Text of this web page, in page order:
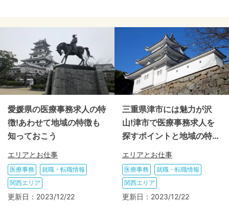
愛媛県の医療事務求人の特
徴!あわせて地域の特徴も
知っておこう
エリアとお仕事
医療事務
就職・転職情報
関西エリア
更新日： 2023/12/22
三重県津市には魅力が沢
山!津市で医療事務求人を
探すポイントと地域の特
エリアとお仕事
医療事務
就職・転職情報
関西エリア
更新日： 2023/12/22